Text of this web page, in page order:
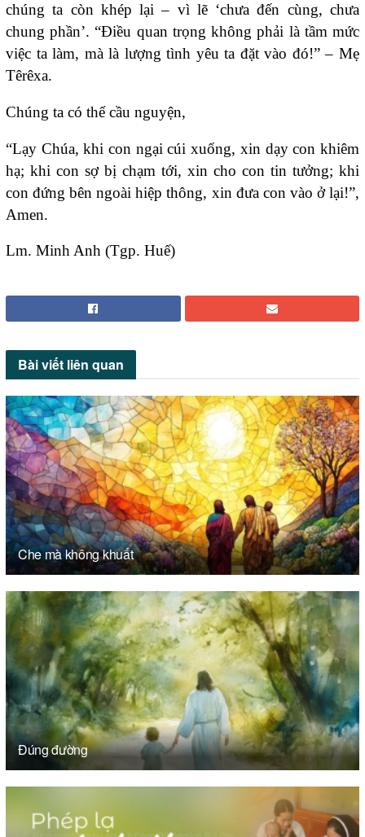
chúng ta còn khép lại – vì lẽ ‘chưa đến cùng, chưa
chung phần’. “Điều quan trọng không phải là tầm mức
việc ta làm, mà là lượng tình yêu ta đặt vào đó!” – Mẹ
Têrêxa.
Chúng ta có thể cầu nguyện,
“Lạy Chúa, khi con ngại cúi xuống, xin dạy con khiêm
hạ; khi con sợ bị chạm tới, xin cho con tin tưởng; khi
con đứng bên ngoài hiệp thông, xin đưa con vào ở lại!”,
Amen.
Lm. Minh Anh (Tgp. Huế)
Bài viết liên quan
Che mà không khuất
Đúng đường